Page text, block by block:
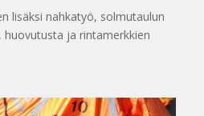
lisäksi nahkatyö, solmutaulun
huovutusta ja rintamerkkien